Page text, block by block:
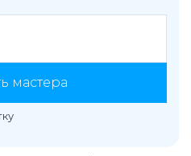
мастера